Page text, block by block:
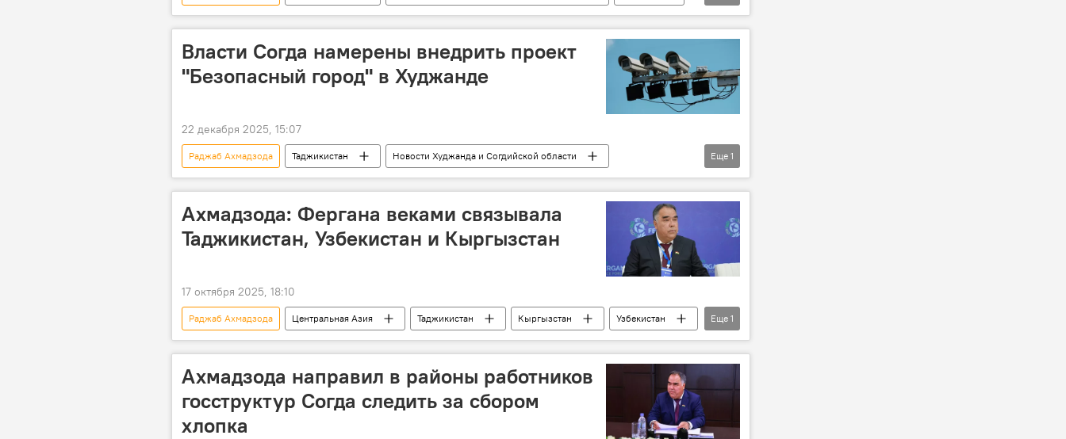
Строительство
Власти Согда намерены внедрить проект
"Безопасный город" в Худжанде
22 декабря 2025, 15:07
Раджаб Ахмадзода Таджикистан
Новости Худжанда и Согдийской области
Наука и технологии
Еще 1
Ахмадзода: Фергана веками связывала
Таджикистан, Узбекистан и Кыргызстан
17 октября 2025, 18:10
Раджаб Ахмадзода Центральная Азия Таджикистан Кыргызстан
Узбекистан
Новости Худжанда и Согдийской области
Еще 1
Ахмадзода направил в районы работников
госструктур Согда следить за сбором
хлопка